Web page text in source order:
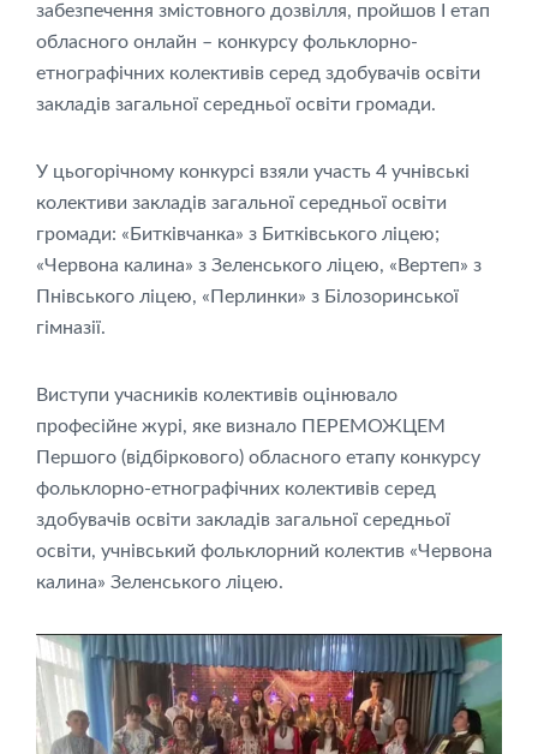
забезпечення змістовного дозвілля, пройшов I етап
обласного онлайн – конкурсу фольклорно-
етнографічних колективів серед здобувачів освіти
закладів загальної середньої освіти громади.
У цьогорічному конкурсі взяли участь 4 учнівські
колективи закладів загальної середньої освіти
громади: «Битківчанка» з Битківського ліцею;
«Червона калина» з Зеленського ліцею, «Вертеп» з
Пнівського ліцею, «Перлинки» з Білозоринської
гімназії.
Виступи учасників колективів оцінювало
професійне журі, яке визнало ПЕРЕМОЖЦЕМ
Першого (відбіркового) обласного етапу конкурсу
фольклорно-етнографічних колективів серед
здобувачів освіти закладів загальної середньої
освіти, учнівський фольклорний колектив «Червона
калина» Зеленського ліцею.